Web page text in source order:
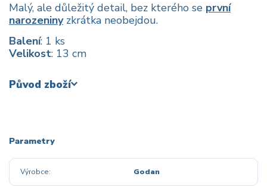
Malý, ale důležitý detail, bez kterého se první
narozeninyzkrátka neobejdou.
Balení: 1 ks
Velikost: 13 cm
Původ zboží
Parametry
Výrobce Godan